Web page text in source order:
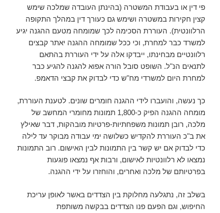
פי דין או בעבודת המשטרה (בהינתן העובדה שמלכה שימש
קצין חקירות במשטרה ושימש גם כעורך דין במהלך התקופה
הרלוונטית). העוררת הסכימה לכך שמומחה מטעם ההגנה יגיע
למשרד כבר למחרת, וכי ככל שמומחה ההגנה יאתר קבצים
רלוונטיים מבחינתו, ייבדקו אלה על ידי העוררת בהתאם
לתנאים הנ"ל. השופט סובל הורה אפוא להגנה להגיע כבר
למחרת היום למשרדי מח"ש כדי לבדוק את קבצי הדאמפ.
כך נעשה, והועברו לידי ההגנה חומרים שונים. לטענת העוררת,
מומחה ההגנה הפיק כ-1,800 תמונות מחומרי המחשב של
מלכה, רובן תמונות משפחתיות-פרטיות מובהקות, דבר שאילץ
את ב"כ העוררת להקדיש כשלושה ימי עבודה מבוקר עד לילה
כדי לבדוק אם יש קשר בין התמונות לבין האישום. רוב התמונות
נמצאו לא רלוונטיות לאישום, ורבות אף נמצאו פוגעות
בפרטיותם של מלכה ואחרים, והוחזרו על ידי ההגנה.
בשלב זה, נתגלעה מחלוקת בין הצדדים באשר לאופן עריכת
החיפוש, וגם הפעם פנו הצדדים בבקשה משותפת